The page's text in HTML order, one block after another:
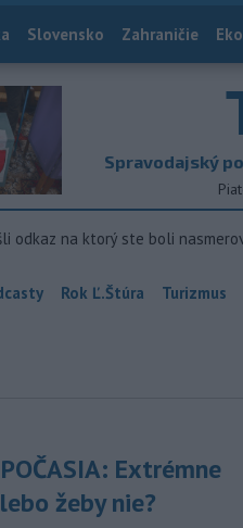
Slovensko Zahraničie
Spravodajský
odkaz na ktorý ste boli
Rok Ľ.Štúra Turizmus
POČASIA: Extrémne
žeby nie?